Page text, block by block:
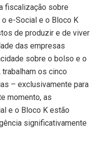
fiscalização sobre
e-Social e o Bloco K
de produzir e de viver
das empresas
sobre o bolso e o
os cinco
– exclusivamente para
momento, as
e o Bloco K estão
significativamente